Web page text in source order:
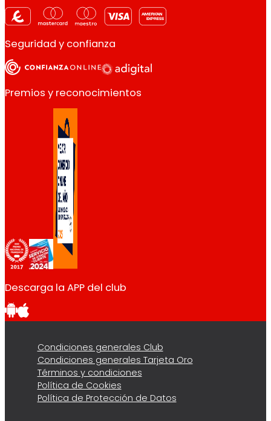
Seguridad y confianza
Premios y reconocimientos
Descarga la APP del club
Condiciones generales Club
Condiciones generales Tarjeta Oro
Términos y condiciones
Política de Cookies
Política de Protección de Datos